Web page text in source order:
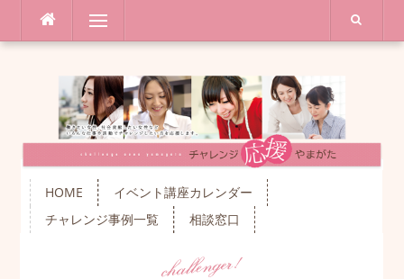
テ
メニュー
HOME
イベント講座カレンダー
チャレンジ事例一覧
相談窓口